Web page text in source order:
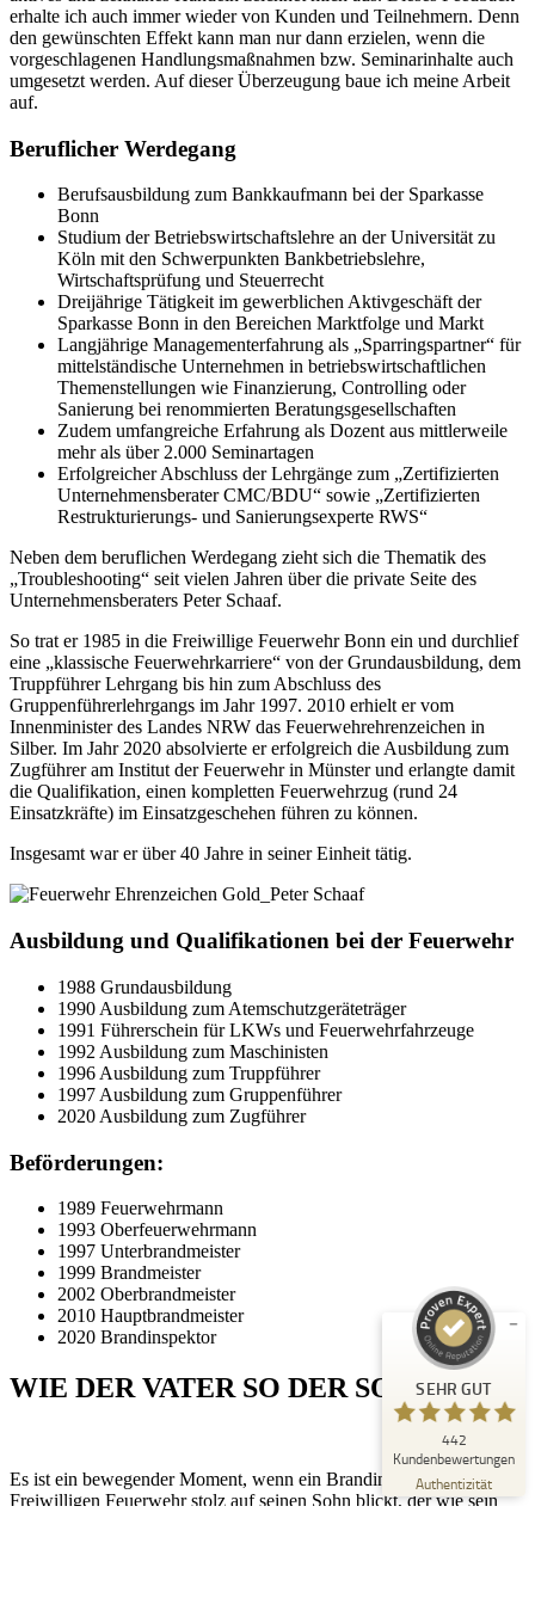
erhalte ich auch immer wieder von Kunden und Teilnehmern. Denn
den gewünschten Effekt kann man nur dann erzielen, wenn die
vorgeschlagenen Handlungsmaßnahmen bzw. Seminarinhalte auch
umgesetzt werden. Auf dieser Überzeugung baue ich meine Arbeit
auf.
Beruflicher Werdegang
Berufsausbildung zum Bankkaufmann bei der Sparkasse
Bonn
Studium der Betriebswirtschaftslehre an der Universität zu
Köln mit den Schwerpunkten Bankbetriebslehre,
Wirtschaftsprüfung und Steuerrecht
Dreijährige Tätigkeit im gewerblichen Aktivgeschäft der
Sparkasse Bonn in den Bereichen Marktfolge und Markt
Langjährige Managementerfahrung als „Sparringspartner“ für
mittelständische Unternehmen in betriebswirtschaftlichen
Themenstellungen wie Finanzierung, Controlling oder
Sanierung bei renommierten Beratungsgesellschaften
Zudem umfangreiche Erfahrung als Dozent aus mittlerweile
mehr als über 2.000 Seminartagen
Erfolgreicher Abschluss der Lehrgänge zum „Zertifizierten
Unternehmensberater CMC/BDU“ sowie „Zertifizierten
Restrukturierungs- und Sanierungsexperte RWS“
Neben dem beruflichen Werdegang zieht sich die Thematik des
„Troubleshooting“ seit vielen Jahren über die private Seite des
Unternehmensberaters Peter Schaaf.
So trat er 1985 in die Freiwillige Feuerwehr Bonn ein und durchlief
eine „klassische Feuerwehrkarriere“ von der Grundausbildung, dem
Truppführer Lehrgang bis hin zum Abschluss des
Gruppenführerlehrgangs im Jahr 1997. 2010 erhielt er vom
Innenminister des Landes NRW das Feuerwehrehrenzeichen in
Silber. Im Jahr 2020 absolvierte er erfolgreich die Ausbildung zum
Zugführer am Institut der Feuerwehr in Münster und erlangte damit
die Qualifikation, einen kompletten Feuerwehrzug (rund 24
Einsatzkräfte) im Einsatzgeschehen führen zu können.
Insgesamt war er über 40 Jahre in seiner Einheit tätig.
Ausbildung und Qualifikationen bei der Feuerwehr
1988 Grundausbildung
1990 Ausbildung zum Atemschutzgeräteträger
1991 Führerschein für LKWs und Feuerwehrfahrzeuge
1992 Ausbildung zum Maschinisten
1996 Ausbildung zum Truppführer
1997 Ausbildung zum Gruppenführer
2020 Ausbildung zum Zugführer
Beförderungen:
1989 Feuerwehrmann
1993 Oberfeuerwehrmann
1997 Unterbrandmeister
1999 Brandmeister
2002 Oberbrandmeister
2010 Hauptbrandmeister
2020 Brandinspektor
WIE DER VATER SO DER SOHN
Es ist ein bewegender Moment, wenn ein Brandinspektor der
Freiwilligen Feuerwehr stolz auf seinen Sohn blickt, der wie sein
SEHR GUT
442
Kundenbewertungen
Authentizität
Empfehlungen auf
ProvenExpert.com
Bewertungen auf ProvenExpert.com
Blick aufs ProvenExpert-Profil werfen
22.07.2026